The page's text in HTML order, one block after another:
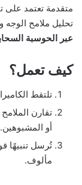
متقدمة تعتمد على
تحليل ملامح الوجه
عبر الحوسبة
كيف تعمل؟
تلتقط
تقارن
أو المشبوهين.
تُرسل تنبيهًا
مألوف.